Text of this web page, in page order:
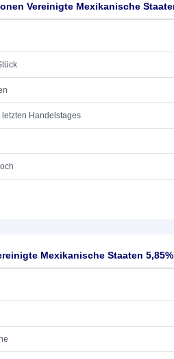
Vereinigte Mexikanische
Handelstages
Mexikanische Staaten